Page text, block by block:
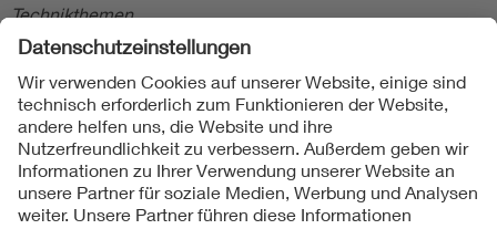
Technikthemen.
Folgen Sie uns